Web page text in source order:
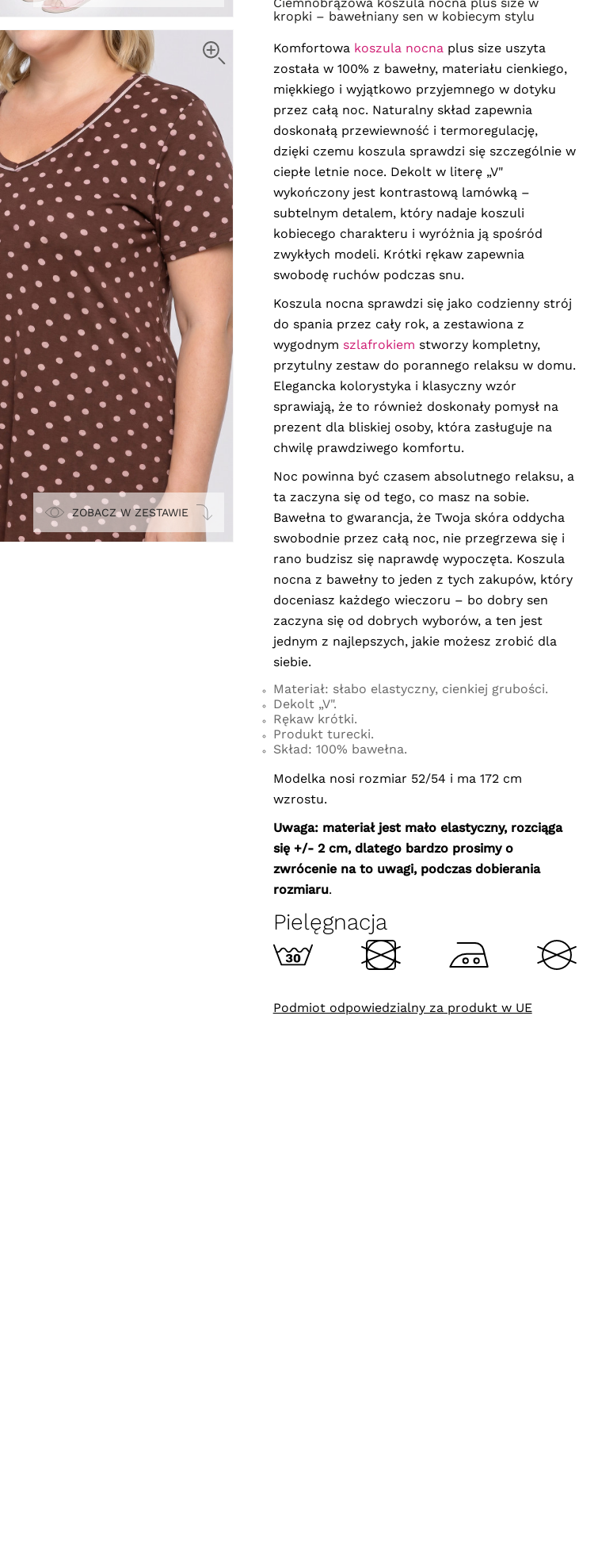
ZOBACZ W ZESTAWIE
Ciemnobrązowa koszula nocna plus size w
kropki – bawełniany sen w kobiecym stylu
Komfortowa koszula nocnaplus size uszyta
została w 100% z bawełny, materiału cienkiego,
miękkiego i wyjątkowo przyjemnego w dotyku
przez całą noc. Naturalny skład zapewnia
doskonałą przewiewność i termoregulację,
dzięki czemu koszula sprawdzi się szczególnie w
ciepłe letnie noce. Dekolt w literę „V"
wykończony jest kontrastową lamówką –
subtelnym detalem, który nadaje koszuli
kobiecego charakteru i wyróżnia ją spośród
zwykłych modeli. Krótki rękaw zapewnia
swobodę ruchów podczas snu.
Koszula nocna sprawdzi się jako codzienny strój
do spania przez cały rok, a zestawiona z
wygodnym szlafrokiem stworzy kompletny,
przytulny zestaw do porannego relaksu w domu.
Elegancka kolorystyka i klasyczny wzór
sprawiają, że to również doskonały pomysł na
prezent dla bliskiej osoby, która zasługuje na
chwilę prawdziwego komfortu.
Noc powinna być czasem absolutnego relaksu, a
ta zaczyna się od tego, co masz na sobie.
Bawełna to gwarancja, że Twoja skóra oddycha
swobodnie przez całą noc, nie przegrzewa się i
rano budzisz się naprawdę wypoczęta. Koszula
nocna z bawełny to jeden z tych zakupów, który
doceniasz każdego wieczoru – bo dobry sen
zaczyna się od dobrych wyborów, a ten jest
jednym z najlepszych, jakie możesz zrobić dla
siebie.
Materiał: słabo elastyczny, cienkiej grubości.
Dekolt „V".
Rękaw krótki.
Produkt turecki.
Skład: 100% bawełna.
Modelka nosi rozmiar 52/54 i ma 172 cm
wzrostu.
Uwaga: materiał jest mało elastyczny, rozciąga
się +/- 2 cm, dlatego bardzo prosimy o
zwrócenie na to uwagi, podczas dobierania
rozmiaru.
Pielęgnacja
Podmiot odpowiedzialny za produkt w UE